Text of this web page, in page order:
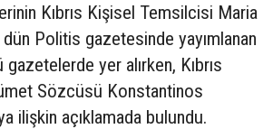
Kıbrıs Kişisel Temsilcisi Maria
dün Politis gazetesinde yayımlanan
gazetelerde yer alırken, Kıbrıs
Sözcüsü Konstantinos
ilişkin açıklamada bulundu.